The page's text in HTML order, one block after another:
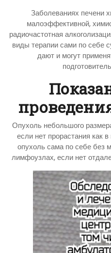
Заболеваниях печени
малоэффективной,
радиочастотная
виды терапии сами по себе
дают и могут
Опухоль небольшого
если нет прорастания как
опухоль сама по себе без
лимфоузлах, если нет